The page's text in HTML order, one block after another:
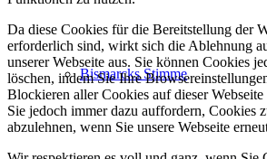
Bismarcks Stimme
Da diese Cookies für die Bereitstellung der
erforderlich sind, wirkt sich die Ablehnung
unserer Webseite aus. Sie können Cookies
löschen, indem Sie Ihre
Blockieren aller Cookies auf dieser
Sie jedoch immer dazu auffordern, Cookies
abzulehnen, wenn Sie unsere Webseite